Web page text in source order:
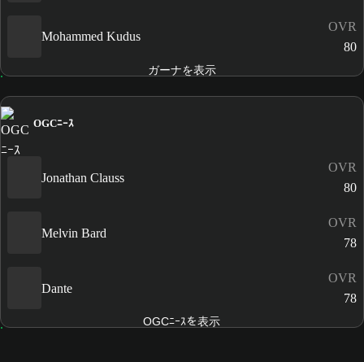
Mohammed Kudus
OVR
80
ガーナを表示
OGCﾆｰｽ
Jonathan Clauss
OVR
80
Melvin Bard
OVR
78
Dante
OVR
78
OGCﾆｰｽを表示